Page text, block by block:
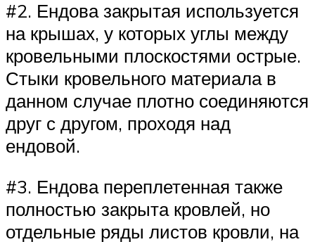
#2. Ендова закрытая используется
на крышах, у которых углы между
кровельными плоскостями острые.
Стыки кровельного материала в
данном случае плотно соединяются
друг с другом, проходя над
ендовой.
#3. Ендова переплетенная также
полностью закрыта кровлей, но
отдельные ряды листов кровли, на